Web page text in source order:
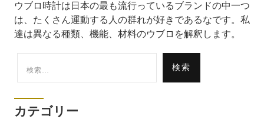
ウブロ時計は日本の最も流行っているブランドの中一つ
は、たくさん運動する人の群れが好きであるなです。私
達は異なる種類、機能、材料のウブロを解釈します。
索:
カテゴリー